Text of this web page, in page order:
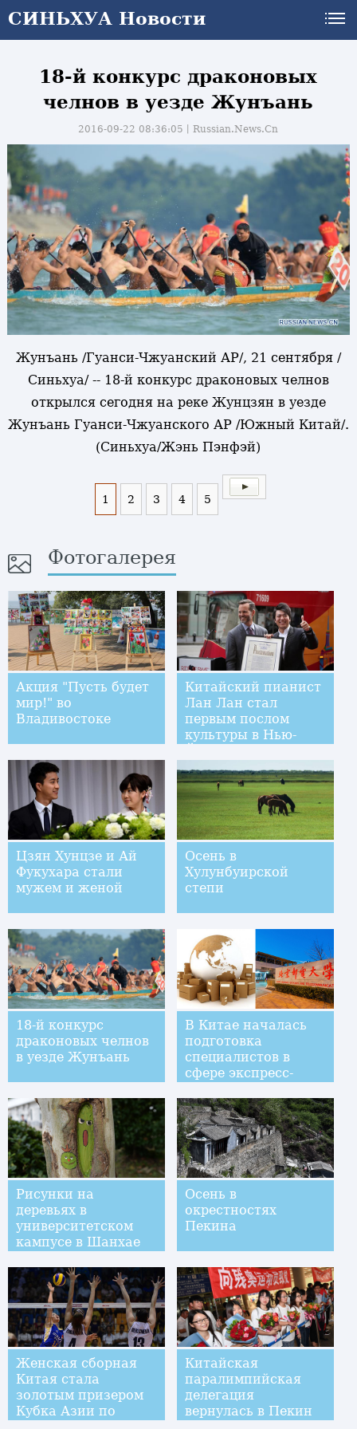
СИНЬХУА Новости
18-й конкурс драконовых
челнов в уезде Жунъань
2016-09-22 08:36:05丨Russian.News.Cn
Жунъань /Гуанси-Чжуанский АР/, 21 сентября /
Синьхуа/ -- 18-й конкурс драконовых челнов
открылся сегодня на реке Жунцзян в уезде
Жунъань Гуанси-Чжуанского АР /Южный Китай/.
(Синьхуа/Жэнь Пэнфэй)
1 2 3 4 5
Фотогалерея
Акция "Пусть будет
мир!" во
Владивостоке
Китайский пианист
Лан Лан стал
первым послом
культуры в Нью-
Цзян Хунцзе и Ай
Фукухара стали
мужем и женой
Осень в
Хулунбуирской
степи
18-й конкурс
драконовых челнов
в уезде Жунъань
В Китае началась
подготовка
специалистов в
сфере экспресс-
Рисунки на
деревьях в
университетском
кампусе в Шанхае
Осень в
окрестностях
Пекина
Женская сборная
Китая стала
золотым призером
Кубка Азии по
Китайская
паралимпийская
делегация
вернулась в Пекин